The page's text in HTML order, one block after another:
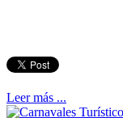
Leer más ...